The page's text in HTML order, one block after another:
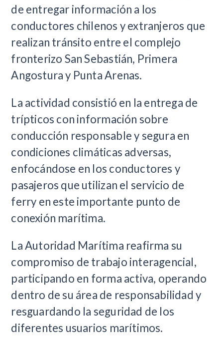
de entregar información a los
conductores chilenos y extranjeros que
realizan tránsito entre el complejo
fronterizo San Sebastián, Primera
Angostura y Punta Arenas.
La actividad consistió en la entrega de
trípticos con información sobre
conducción responsable y segura en
condiciones climáticas adversas,
enfocándose en los conductores y
pasajeros que utilizan el servicio de
ferry en este importante punto de
conexión marítima.
La Autoridad Marítima reafirma su
compromiso de trabajo interagencial,
participando en forma activa, operando
dentro de su área de responsabilidad y
resguardando la seguridad de los
diferentes usuarios marítimos.